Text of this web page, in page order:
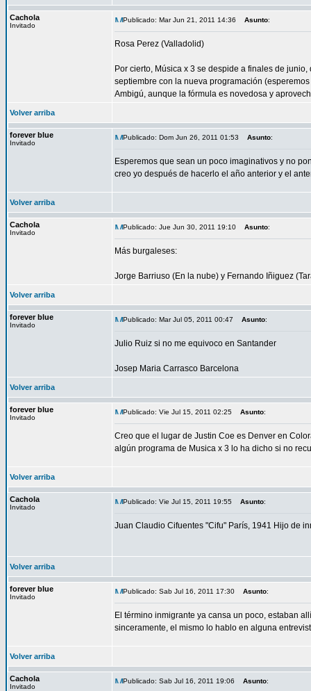
Cachola
Invitado
Publicado: Mar Jun 21, 2011 14:36 Asunto:
Rosa Perez (Valladolid)
Por cierto, Música x 3 se despide a finales de
septiembre con la nueva programación
Ambigú, aunque la fórmula es novedosa y
Volver arriba
forever blue
Invitado
Publicado: Dom Jun 26, 2011 01:53 Asunto:
Esperemos que sean un poco imaginativos y no
creo yo después de hacerlo el año anterior y el
Volver arriba
Cachola
Invitado
Publicado: Jue Jun 30, 2011 19:10 Asunto:
Más burgaleses:
Jorge Barriuso (En la nube) y Fernando Iñiguez
Volver arriba
forever blue
Invitado
Publicado: Mar Jul 05, 2011 00:47 Asunto:
Julio Ruiz si no me equivoco en Santander
Josep Maria Carrasco Barcelona
Volver arriba
forever blue
Invitado
Publicado: Vie Jul 15, 2011 02:25 Asunto:
Creo que el lugar de Justin Coe es Denver en
algún programa de Musica x 3 lo ha dicho si no
Volver arriba
Cachola
Invitado
Publicado: Vie Jul 15, 2011 19:55 Asunto:
Juan Claudio Cifuentes "Cifu" París, 1941 Hijo de
Volver arriba
forever blue
Invitado
Publicado: Sab Jul 16, 2011 17:30 Asunto:
El término inmigrante ya cansa un poco, estaban
sinceramente, el mismo lo hablo en alguna
Volver arriba
Cachola
Invitado
Publicado: Sab Jul 16, 2011 19:06 Asunto: